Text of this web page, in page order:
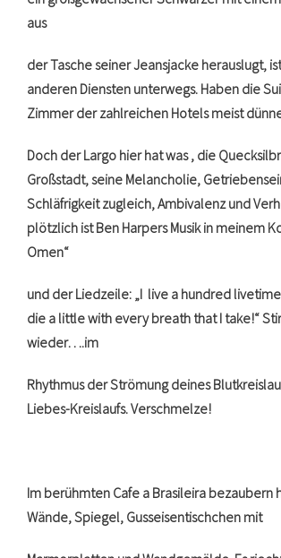
aus
der Tasche seiner Jeansjacke herauslugt,
anderen Diensten unterwegs. Haben die
Zimmer der zahlreichen Hotels meist
Doch der Largo hier hat was , die
Großstadt, seine Melancholie,
Schläfrigkeit zugleich, Ambivalenz und
plötzlich ist Ben Harpers Musik in meinem
Omen“
und der Liedzeile: „I live a hundred
die a little with every breath that I take!“
wieder….im
Rhythmus der Strömung deines
Liebes-Kreislaufs. Verschmelze!
Im berühmten Cafe a Brasileira
Wände, Spiegel, Gusseisentischchen mit